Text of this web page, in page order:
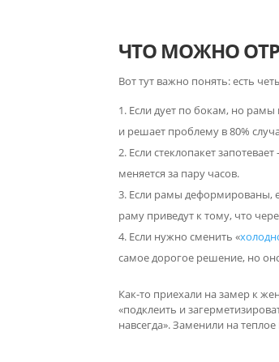
ЧТО МОЖНО
Вот тут важно понять: есть
Если дует по бокам, но
и решает проблему в 80%
Если стеклопакет
меняется за пару часов.
Если рамы деформированы,
раму приведут к тому, что
Если нужно сменить «
самое дорогое решение, но
Как-то приехали на замер к
«подклеить и
навсегда». Заменили на